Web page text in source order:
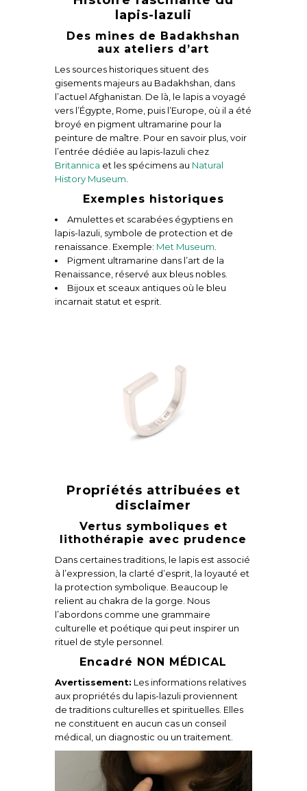
lapis-lazuli
Des mines de Badakhshan
aux ateliers d’art
Les sources historiques situent des
gisements majeurs au Badakhshan, dans
l’actuel Afghanistan. De là, le lapis a voyagé
vers l’Égypte, Rome, puis l’Europe, où il a été
broyé en pigment ultramarine pour la
peinture de maître. Pour en savoir plus, voir
l’entrée dédiée au lapis-lazuli chez
Britannica et les spécimens au Natural
History Museum
Exemples historiques
Amulettes et scarabées égyptiens en
lapis-lazuli, symbole de protection et de
renaissance. Exemple: Met Museum
Pigment ultramarine dans l’art de la
Renaissance, réservé aux bleus nobles.
Bijoux et sceaux antiques où le bleu
incarnait statut et esprit.
Propriétés attribuées et
disclaimer
Vertus symboliques et
lithothérapie avec prudence
Dans certaines traditions, le lapis est associé
à l’expression, la clarté d’esprit, la loyauté et
la protection symbolique. Beaucoup le
relient au chakra de la gorge. Nous
l’abordons comme une grammaire
culturelle et poétique qui peut inspirer un
rituel de style personnel.
Encadré NON MÉDICAL
Avertissement: Les informations relatives
aux propriétés du lapis-lazuli proviennent
de traditions culturelles et spirituelles. Elles
ne constituent en aucun cas un conseil
médical, un diagnostic ou un traitement.